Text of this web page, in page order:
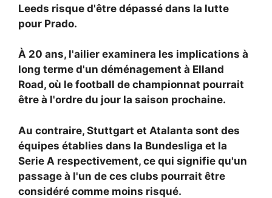
Leeds risque d'être dépassé dans la lutte
pour Prado.
À 20 ans, l'ailier examinera les implications à
long terme d'un déménagement à Elland
Road, où le football de championnat pourrait
être à l'ordre du jour la saison prochaine.
Au contraire, Stuttgart et Atalanta sont des
équipes établies dans la Bundesliga et la
Serie A respectivement, ce qui signifie qu'un
passage à l'un de ces clubs pourrait être
considéré comme moins risqué.